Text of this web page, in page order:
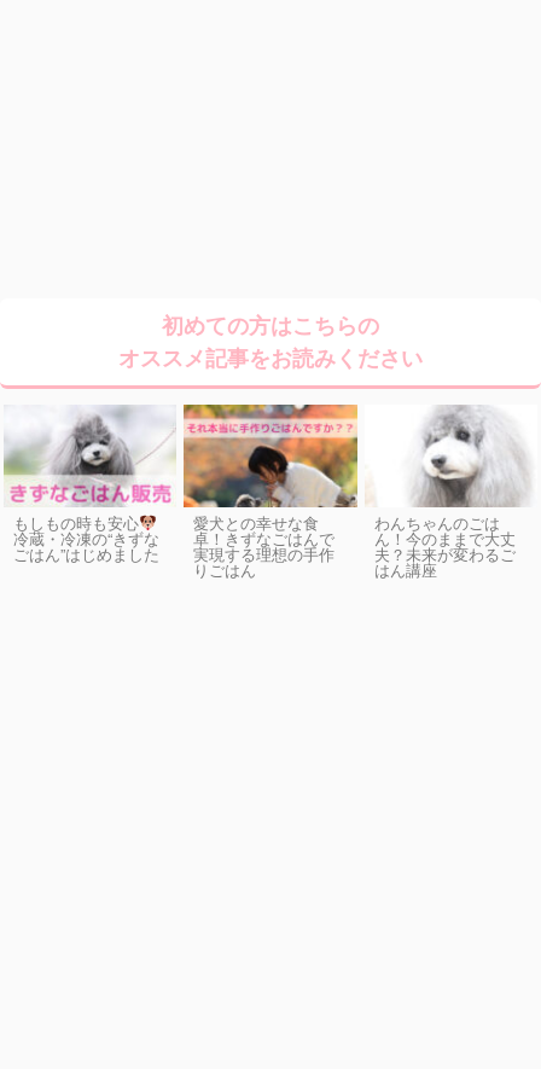
初めての方はこちらの
オススメ記事をお読みください
もしもの時も安心
冷蔵・冷凍の“きずな
ごはん”はじめました
愛犬との幸せな食
卓！きずなごはんで
実現する理想の手作
りごはん
わんちゃんのごは
ん！今のままで大丈
夫？未来が変わるご
はん講座